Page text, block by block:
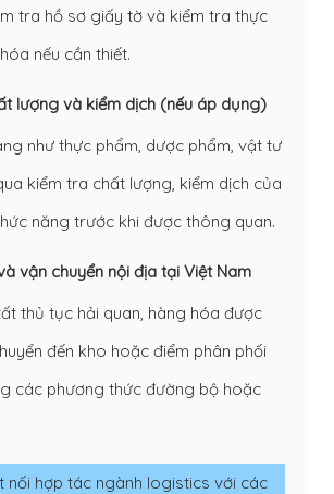
tra hồ sơ giấy tờ và kiểm tra thực
nếu cần thiết.
lượng và kiểm dịch (nếu áp dụng)
như thực phẩm, dược phẩm, vật tư
kiểm tra chất lượng, kiểm dịch của
năng trước khi được thông quan.
vận chuyển nội địa tại Việt Nam
thủ tục hải quan, hàng hóa được
đến kho hoặc điểm phân phối
các phương thức đường bộ hoặc
nối hợp tác ngành logistics với các